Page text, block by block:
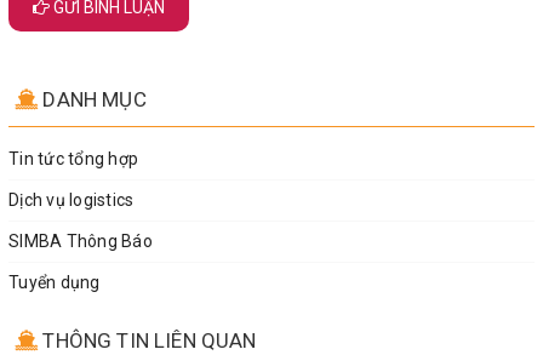
GỬI BÌNH LUẬN
DANH MỤC
Tin tức tổng hợp
Dịch vụ logistics
SIMBA Thông Báo
Tuyển dụng
THÔNG TIN LIÊN QUAN